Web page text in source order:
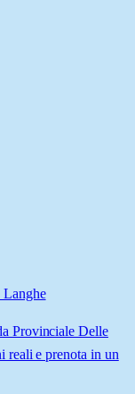
Langhe
Provinciale Delle
reali e prenota in un